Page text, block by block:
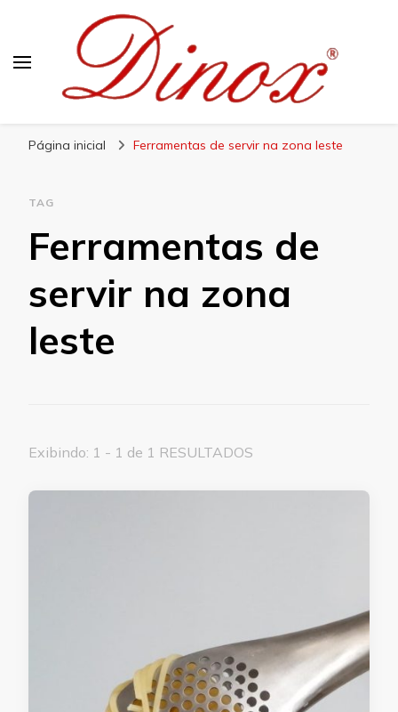
Página inicial Ferramentas de servir na zona leste
TAG
Ferramentas de
servir na zona
leste
Exibindo: 1 - 1 de 1 RESULTADOS